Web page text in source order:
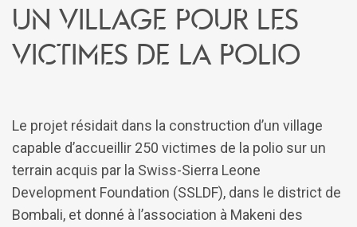
Un village pour les
victimes de la polio
Le projet résidait dans la construction d’un village
capable d’accueillir 250 victimes de la polio sur un
terrain acquis par la Swiss-Sierra Leone
Development Foundation (SSLDF), dans le district de
Bombali, et donné à l’association à Makeni des